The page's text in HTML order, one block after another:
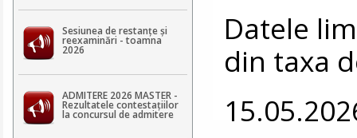
Sesiunea de restanțe și
reexaminări - toamna
2026
ADMITERE 2026 MASTER -
Rezultatele contestaţiilor
la concursul de admitere
Datele
din taxa